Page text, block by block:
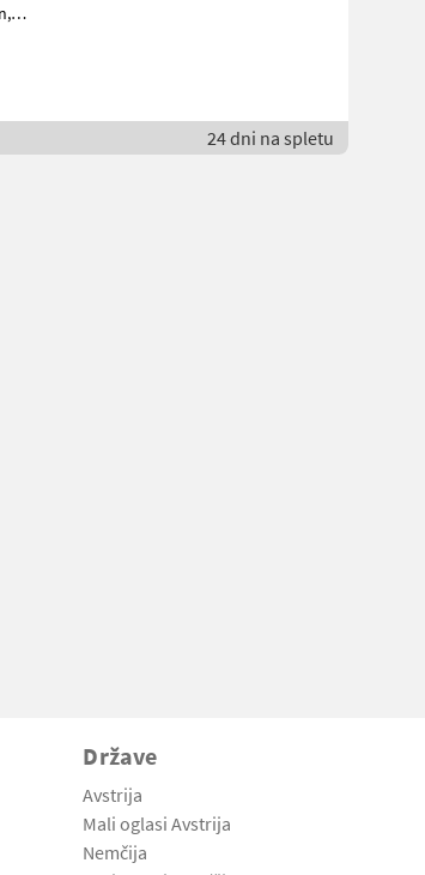
24 dni na spletu
Države
Avstrija
Mali oglasi Avstrija
Nemčija